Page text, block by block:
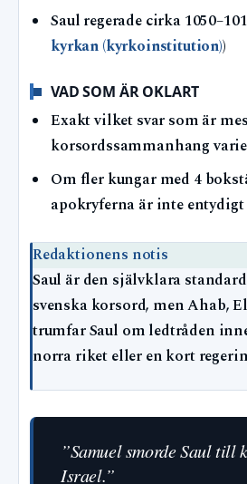
Saul regerade cirka
kyrkan (kyrkoinstitution))
VAD SOM ÄR OKLART
Exakt vilket svar som är
korsordssammanhang
Om fler kungar med 4
apokryferna är inte entydigt
Redaktionens notis
Saul är den självklara
svenska korsord, men Ahab,
trumfar Saul om ledtråden
norra riket eller en kort
”Samuel smorde Saul till
Israel.”